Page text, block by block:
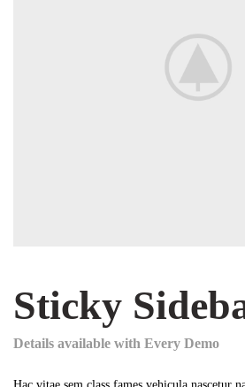
Sticky
Details available with Every Demo